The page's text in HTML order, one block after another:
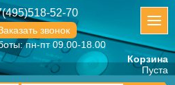
52-70
звонок
пн-пт 09.00-18.00
Корзина
Пуста